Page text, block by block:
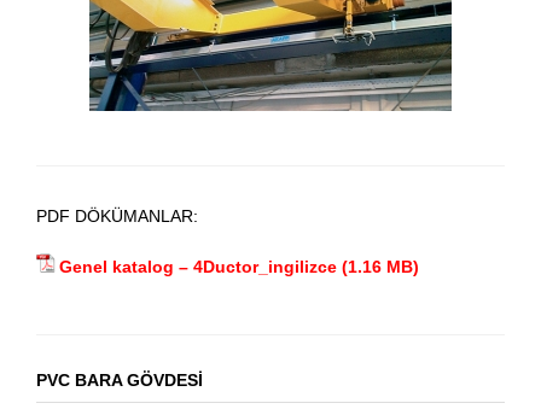
PDF DÖKÜMANLAR:
Genel katalog – 4Ductor_ingilizce
PVC BARA GÖVDESİ